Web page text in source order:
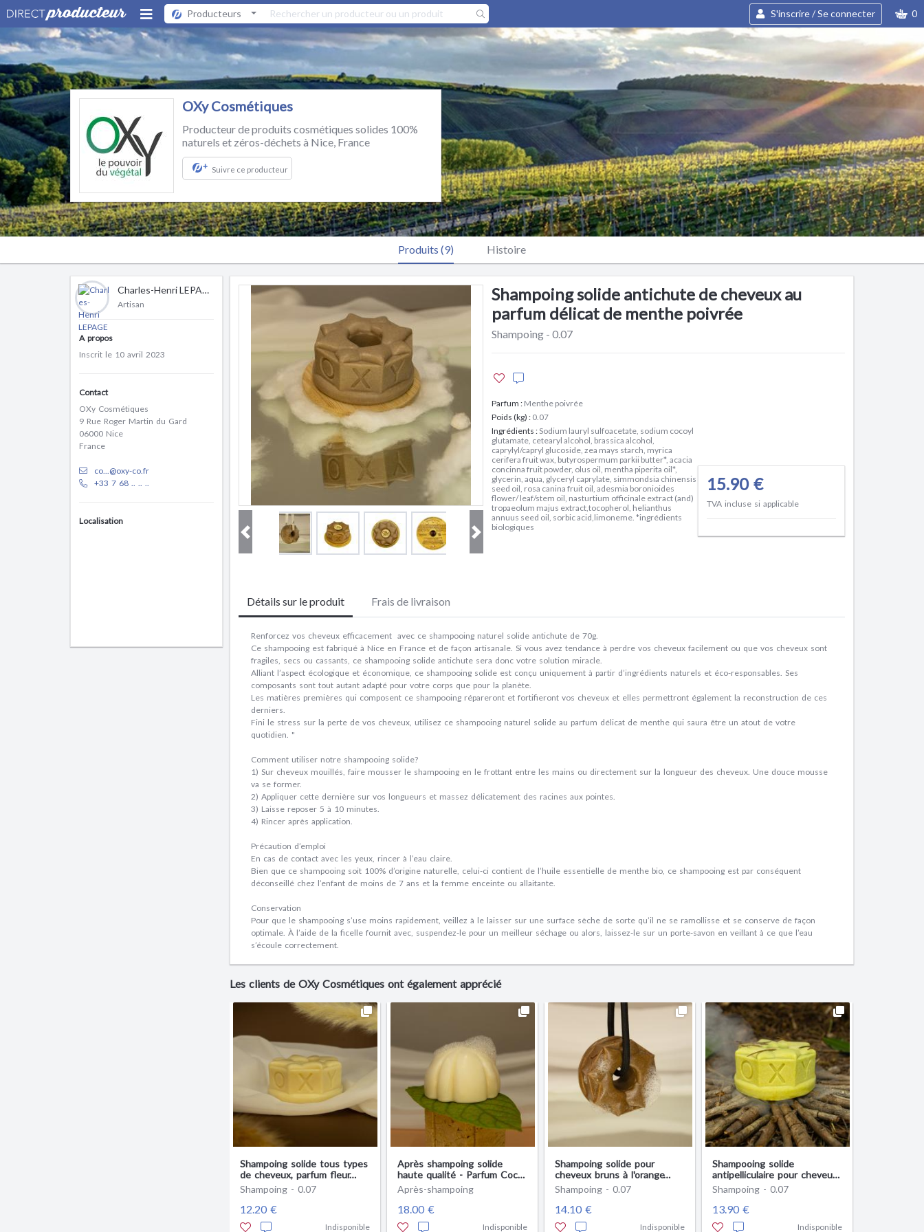
Producteurs S'inscrire / Se connecter 0
OXy Cosmétiques
Producteur de produits cosmétiques solides 100%
naturels et zéros-déchets à Nice, France
+ Suivre ce producteur
Produits (9) Histoire
Charles-Henri LEPAGE
Artisan
A propos
Inscrit le 10 avril 2023
Contact
OXy Cosmétiques
9 Rue Roger Martin du Gard
06000 Nice
France
co...@oxy-co.fr
+33 7 68 .. .. ..
Localisation
Shampoing solide antichute de cheveux au
parfum délicat de menthe poivrée
Shampoing - 0.07
Parfum : Menthe poivrée
Poids (kg) : 0.07
Ingrédients : Sodium lauryl sulfoacetate, sodium cocoyl
glutamate, cetearyl alcohol, brassica alcohol,
caprylyl/capryl glucoside, zea mays starch, myrica
cerifera fruit wax, butyrospermum parkii butter*, acacia
concinna fruit powder, olus oil, mentha piperita oil*,
glycerin, aqua, glyceryl caprylate, simmondsia chinensis
seed oil, rosa canina fruit oil, adesmia boronioides
flower/ leaf/stem oil, nasturtium officinale extract (and)
tropaeolum majus extract,tocopherol, helianthus
annuus seed oil, sorbic acid,limoneme. *ingrédients
biologiques
15.90 €
TVA incluse si applicable
Détails sur le produit Frais de livraison
Renforcez vos cheveux efficacement avec ce shampooing naturel solide antichute de 70g.
Ce shampooing est fabriqué à Nice en France et de façon artisanale. Si vous avez tendance à perdre vos cheveux facilement ou que vos cheveux sont
fragiles, secs ou cassants, ce shampooing solide antichute sera donc votre solution miracle.
Alliant l’aspect écologique et économique, ce shampooing solide est conçu uniquement à partir d’ingrédients naturels et éco-responsables. Ses
composants sont tout autant adapté pour votre corps que pour la planète.
Les matières premières qui composent ce shampooing répareront et fortifieront vos cheveux et elles permettront également la reconstruction de ces
derniers.
Fini le stress sur la perte de vos cheveux, utilisez ce shampooing naturel solide au parfum délicat de menthe qui saura être un atout de votre
quotidien. "
Comment utiliser notre shampooing solide?
1) Sur cheveux mouillés, faire mousser le shampooing en le frottant entre les mains ou directement sur la longueur des cheveux. Une douce mousse
va se former.
2) Appliquer cette dernière sur vos longueurs et massez délicatement des racines aux pointes.
3) Laisse reposer 5 à 10 minutes.
4) Rincer après application.
Précaution d’emploi
En cas de contact avec les yeux, rincer à l’eau claire.
Bien que ce shampooing soit 100% d’origine naturelle, celui-ci contient de l’huile essentielle de menthe bio, ce shampooing est par conséquent
déconseillé chez l’enfant de moins de 7 ans et la femme enceinte ou allaitante.
Conservation
Pour que le shampooing s’use moins rapidement, veillez à le laisser sur une surface sèche de sorte qu’il ne se ramollisse et se conserve de façon
optimale. À l’aide de la ficelle fournit avec, suspendez-le pour un meilleur séchage ou alors, laissez-le sur un porte-savon en veillant à ce que l’eau
s’écoule correctement.
Les clients de OXy Cosmétiques ont également apprécié
Shampoing solide tous types
de cheveux, parfum fleur
d'oranger
Shampoing - 0.07
12.20 €
Indisponible
Après shampoing solide
haute qualité - Parfum Coco
- Cosmétique 100% naturelle
française
Après-shampoing
18.00 €
Indisponible
Shampoing solide pour
cheveux bruns à l'orange
douce et poudre de cacao
Shampoing - 0.07
14.10 €
Indisponible
Shampooing solide
antipelliculaire pour cheveux
gras au Géranium
Shampoing - 0.07
13.90 €
Indisponible